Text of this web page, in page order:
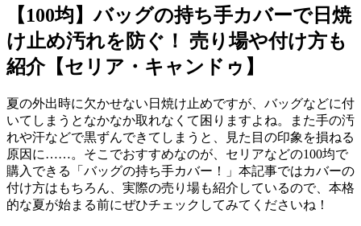
【100均】バッグの持ち手カバーで日焼
け止め汚れを防ぐ！ 売り場や付け方も
紹介【セリア・キャンドゥ】
夏の外出時に欠かせない日焼け止めですが、バッグなどに付
いてしまうとなかなか取れなくて困りますよね。また手の汚
れや汗などで黒ずんできてしまうと、見た目の印象を損ねる
原因に……。そこでおすすめなのが、セリアなどの100均で
購入できる「バッグの持ち手カバー！」本記事ではカバーの
付け方はもちろん、実際の売り場も紹介しているので、本格
的な夏が始まる前にぜひチェックしてみてくださいね！